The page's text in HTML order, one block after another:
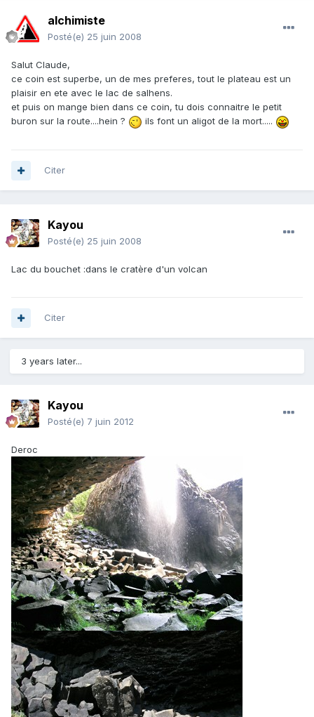
alchimiste
Posté(e) 25 juin 2008
Salut Claude,
ce coin est superbe, un de mes preferes, tout le plateau est un
plaisir en ete avec le lac de salhens.
et puis on mange bien dans ce coin, tu dois connaitre le petit
buron sur la route....hein ?
ils font un aligot de la mort.....
Citer
Kayou
Posté(e) 25 juin 2008
Lac du bouchet :dans le cratère d'un volcan
Citer
3 years later...
Kayou
Posté(e) 7 juin 2012
Deroc